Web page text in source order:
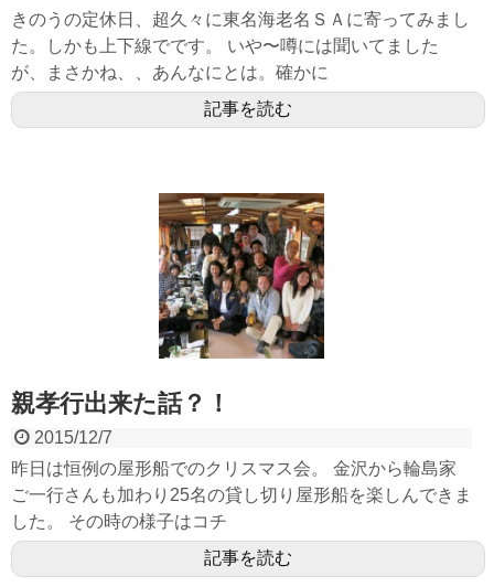
きのうの定休日、超久々に東名海老名ＳＡに寄ってみまし
た。しかも上下線でです。 いや〜噂には聞いてました
が、まさかね、、あんなにとは。確かに
記事を読む
親孝行出来た話？！
2015/12/7
昨日は恒例の屋形船でのクリスマス会。 金沢から輪島家
ご一行さんも加わり25名の貸し切り屋形船を楽しんできま
した。 その時の様子はコチ
記事を読む